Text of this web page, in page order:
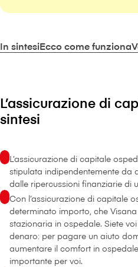
In sintesiEcco come funziona
L’assicurazione di
sintesi
L’assicurazione di capitale
stipulata indipendentemente da
dalle ripercussioni finanziarie di
Con l’assicurazione di capitale
determinato importo, che
stazionaria in ospedale. Siete
denaro: per pagare un aiuto
aumentare il comfort in
importante per voi.